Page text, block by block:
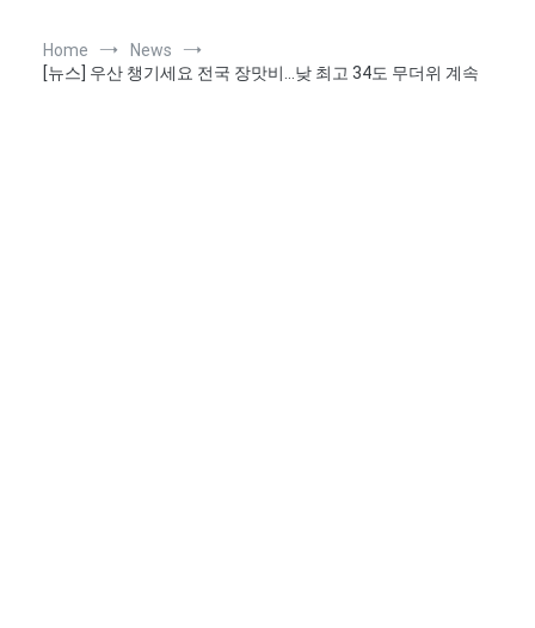
Home
News
[뉴스] 우산 챙기세요 전국 장맛비…낮 최고 34도 무더위 계속